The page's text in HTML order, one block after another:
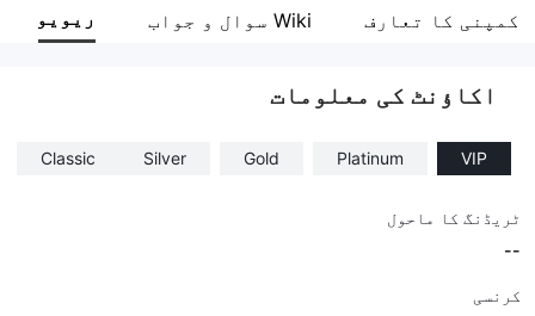
کمپنی کا مکمل نام
کمپنی کا تعارف Wiki سوال و جواب ریویو
اکاؤنٹ کی معلومات
VIP
Platinum
Gold
Silver
Classic
ٹریڈنگ کا ماحول
--
کرنسی